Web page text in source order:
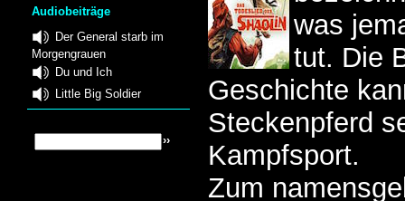
Audiobeiträge
Der General starb im
Morgengrauen
Du und Ich
Little Big Soldier
was
tut. Die
Geschichte
Steckenpferd
Kampfsport.
Zum